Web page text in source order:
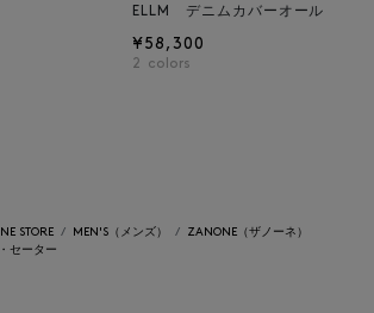
ELLM デニムカバーオール
¥58,300
2 colors
STORE MEN'S（メンズ）
ZANONE（ザノーネ）
セーター